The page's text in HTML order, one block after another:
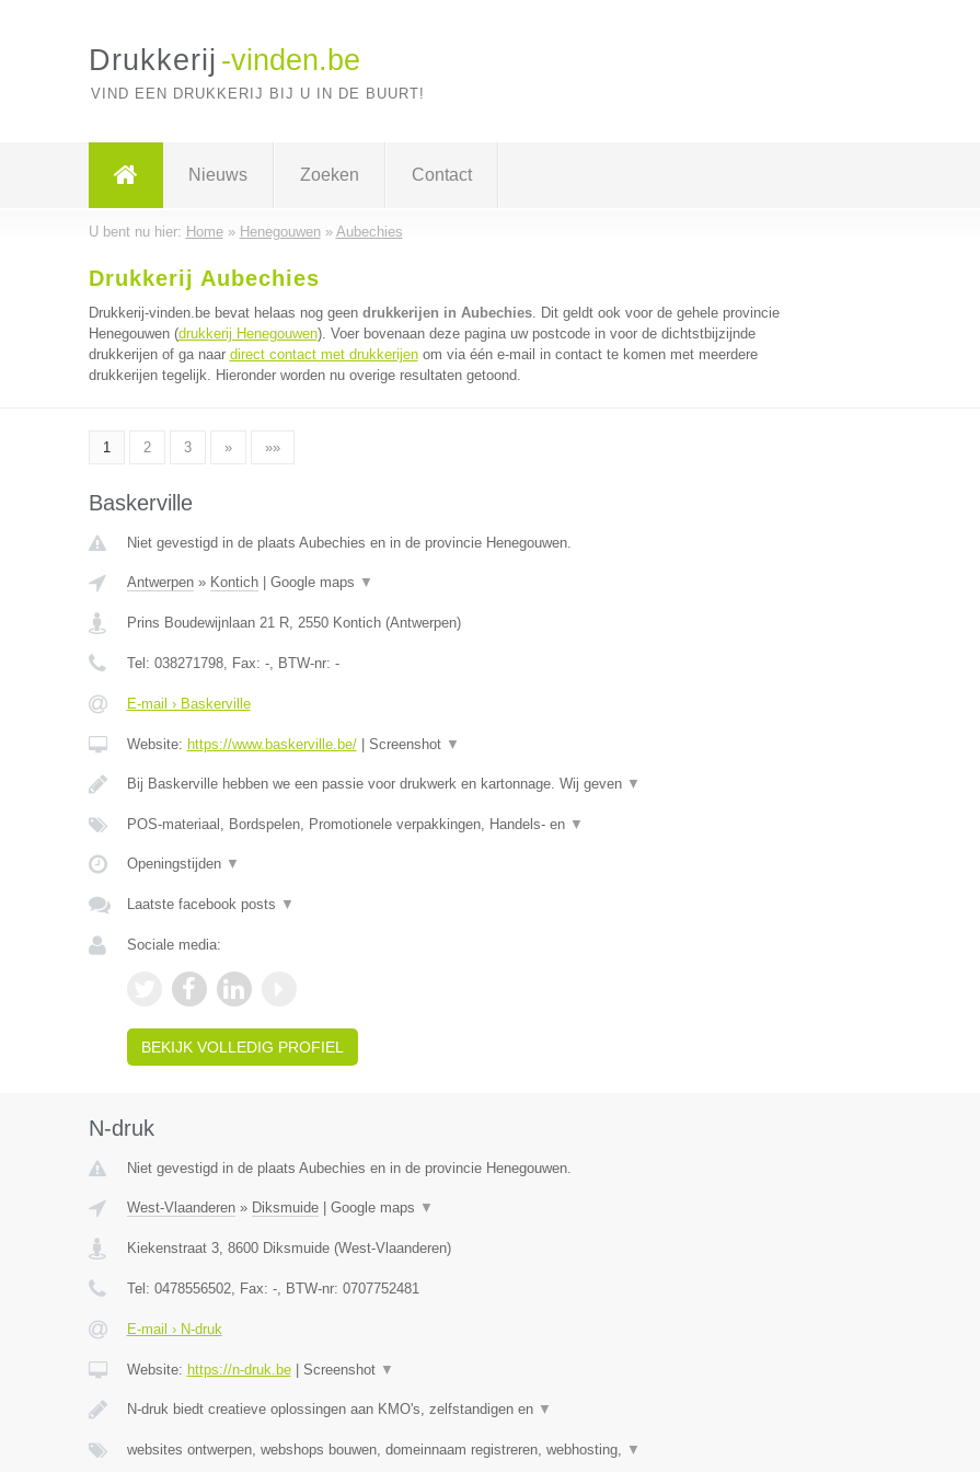
Drukkerij -vinden.be
VIND EEN DRUKKERIJ BIJ U IN DE BUURT!
Nieuws Zoeken Contact
U bent nu hier: Home» Henegouwen» Aubechies
Drukkerij Aubechies
Drukkerij-vinden.be bevat helaas nog geen drukkerijen in Aubechies. Dit geldt ook voor de gehele provincie
Henegouwen (drukkerij Henegouwen). Voer bovenaan deze pagina uw postcode in voor de dichtstbijzijnde
drukkerijen of ga naar direct contact met drukkerijenom via één e-mail in contact te komen met meerdere
drukkerijen tegelijk. Hieronder worden nu overige resultaten getoond.
1 2 3 » »»
Baskerville
Niet gevestigd in de plaats Aubechies en in de provincie Henegouwen.
Antwerpen» Kontich| Google maps ▼
Prins Boudewijnlaan 21 R, 2550 Kontich(Antwerpen)
Tel: 038271798, Fax: -, BTW-nr: -
E-mail › Baskerville
Website: https://www.baskerville.be/| Screenshot ▼
Bij Baskerville hebben we een passie voor drukwerk en kartonnage. Wij geven ▼
POS-materiaal, Bordspelen, Promotionele verpakkingen, Handels- en ▼
Openingstijden ▼
Laatste facebook posts ▼
Sociale media:
BEKIJK VOLLEDIG PROFIEL
N-druk
Niet gevestigd in de plaats Aubechies en in de provincie Henegouwen.
West-Vlaanderen» Diksmuide| Google maps ▼
Kiekenstraat 3, 8600 Diksmuide(West-Vlaanderen)
Tel: 0478556502, Fax: -, BTW-nr: 0707752481
E-mail › N-druk
Website: https://n-druk.be| Screenshot ▼
N-druk biedt creatieve oplossingen aan KMO's, zelfstandigen en ▼
websites ontwerpen, webshops bouwen, domeinnaam registreren, webhosting, ▼